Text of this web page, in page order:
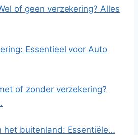
of geen verzekering? Alles
Essentieel voor Auto
of zonder verzekering?
het buitenland: Essentiële…